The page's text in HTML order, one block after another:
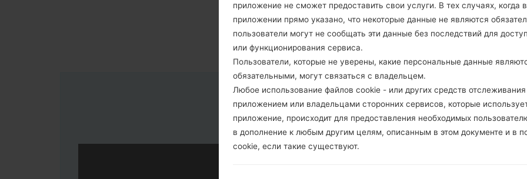
Инструкции
приложение не сможет предоставить свои услуги. В тех случаях, когда
приложении прямо указано, что некоторые данные не являются
пользователи могут не сообщать эти данные без последствий для
или функционирования сервиса.
Пользователи, которые не уверены, какие персональные данные
обязательными, могут связаться с владельцем.
Любое использование файлов cookie - или других средств
приложением или владельцами сторонних сервисов, которые
приложение, происходит для предоставления необходимых
в дополнение к любым другим целям, описанным в этом документе и в
cookie, если такие существуют.